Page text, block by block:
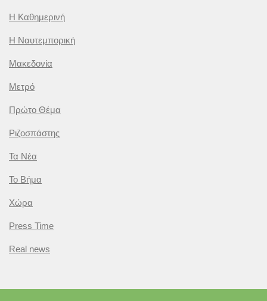
Η Καθημερινή
Η Ναυτεμπορική
Μακεδονία
Μετρό
Πρώτο Θέμα
Ριζοσπάστης
Τα Νέα
Το Βήμα
Χώρα
Press Time
Real news